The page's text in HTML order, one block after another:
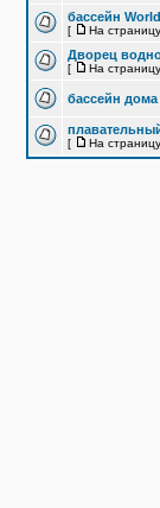
бассейн
[ На
Дворец
[ На
бассейн
[ На